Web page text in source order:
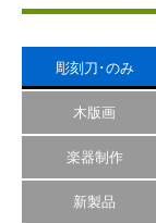
彫刻刀･のみ
木版画
楽器制作
新製品